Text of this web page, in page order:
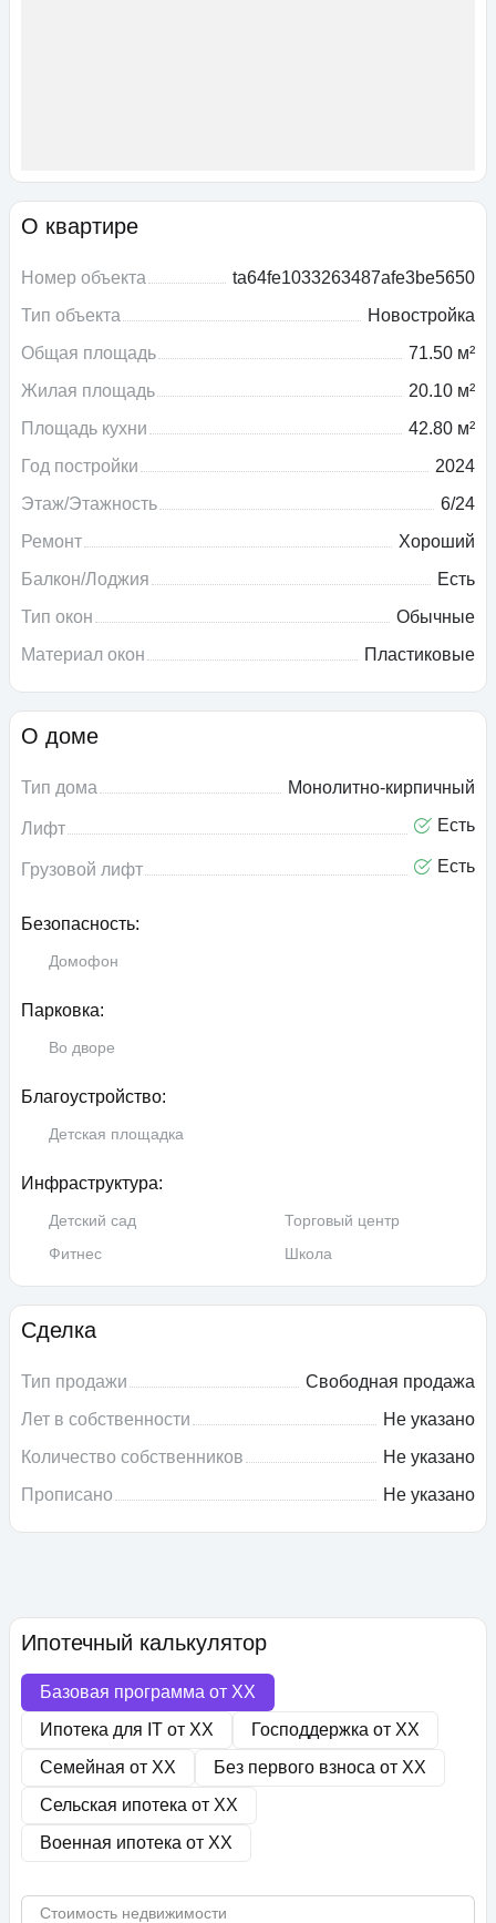
О квартире
Номер объекта
ta64fe1033263487afe3be5650
Тип объекта
Новостройка
Общая площадь
71.50 м²
Жилая площадь
20.10 м²
Площадь кухни
42.80 м²
Год постройки
2024
Этаж/Этажность
6/24
Ремонт
Хороший
Балкон/Лоджия
Есть
Тип окон
Обычные
Материал окон
Пластиковые
О доме
Тип дома Монолитно-кирпичный
Лифт Есть
Грузовой лифт Есть
Безопасность:
Домофон
Парковка:
Во дворе
Благоустройство:
Детская площадка
Инфраструктура:
Детский сад
Торговый центр
Фитнес
Школа
Сделка
Тип продажи
Свободная продажа
Лет в собственности
Не указано
Количество собственников
Не указано
Прописано
Не указано
Ипотечный калькулятор
Базовая программа от XX
Ипотека для IT от XX Господдержка от XX
Семейная от XX Без первого взноса от XX
Сельская ипотека от XX
Военная ипотека от XX
Стоимость недвижимости